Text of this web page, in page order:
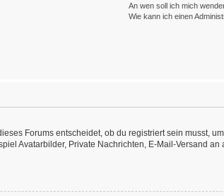
An wen soll ich mich
Wie kann ich einen
Forums entscheidet, ob du registriert sein musst,
Avatarbilder, Private Nachrichten, E-Mail-Versand